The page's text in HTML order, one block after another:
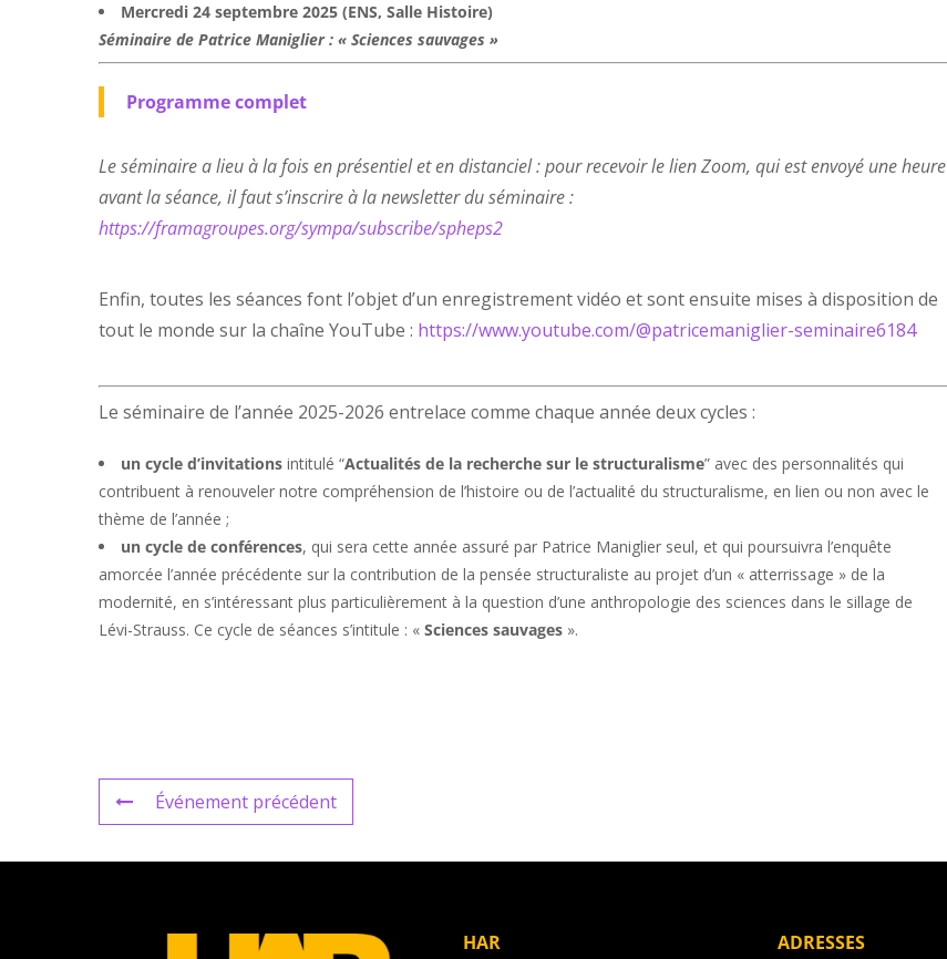
Mercredi 24 septembre 2025 (ENS, Salle Histoire)
Séminaire de Patrice Maniglier : « Sciences sauvages »
Programme complet
Le séminaire a lieu à la fois en présentiel et en distanciel : pour recevoir le lien Zoom, qui est envoyé une heure
avant la séance, il faut s’inscrire à la newsletter du séminaire :
https://framagroupes.org/sympa/subscribe/spheps2
Enfin, toutes les séances font l’objet d’un enregistrement vidéo et sont ensuite mises à disposition de
tout le monde sur la chaîne YouTube : https://www.youtube.com/@patricemaniglier-seminaire6184
Le séminaire de l’année 2025-2026 entrelace comme chaque année deux cycles :
un cycle d’invitations intitulé “Actualités de la recherche sur le structuralisme” avec des personnalités qui
contribuent à renouveler notre compréhension de l’histoire ou de l’actualité du structuralisme, en lien ou non avec le
thème de l’année ;
un cycle de conférences, qui sera cette année assuré par Patrice Maniglier seul, et qui poursuivra l’enquête
amorcée l’année précédente sur la contribution de la pensée structuraliste au projet d’un « atterrissage » de la
modernité, en s’intéressant plus particulièrement à la question d’une anthropologie des sciences dans le sillage de
Lévi-Strauss. Ce cycle de séances s’intitule : « Sciences sauvages ».
Événement précédent
HAR ADRESSES